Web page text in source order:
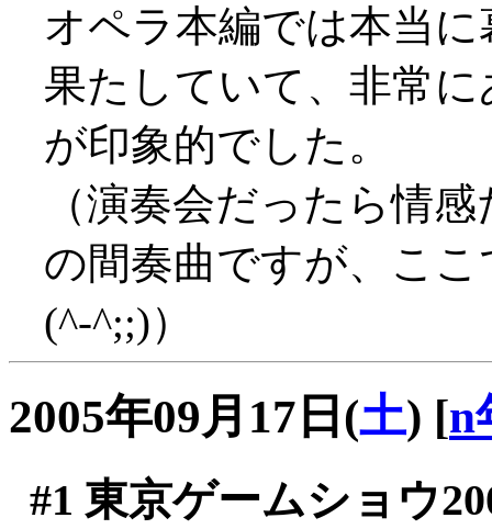
オペラ本編では本当
果たしていて、非常
が印象的でした。
（演奏会だったら情
の間奏曲ですが、こ
(^-^;;)）
2005年09月17日(土) [n
#1 東京ゲームショウ